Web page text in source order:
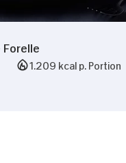
1.209 kcal p. Portion